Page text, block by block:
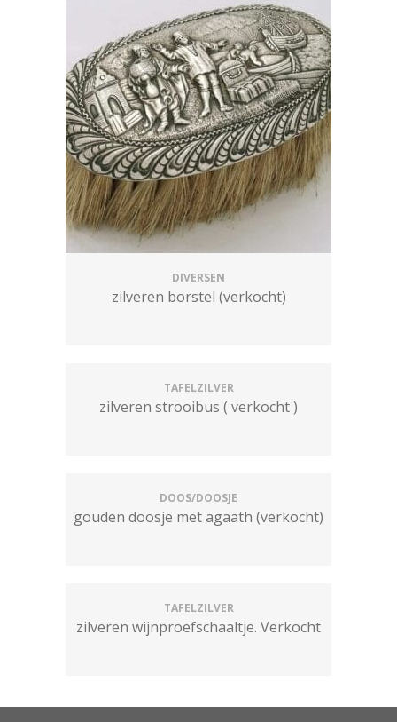
DIVERSEN
zilveren borstel (verkocht)
TAFELZILVER
zilveren strooibus ( verkocht )
DOOS/DOOSJE
gouden doosje met agaath (verkocht)
TAFELZILVER
zilveren wijnproefschaaltje. Verkocht